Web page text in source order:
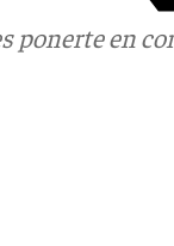
ponerte en